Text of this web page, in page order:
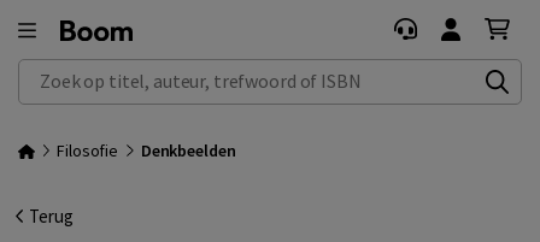
Zoek op titel, auteur, trefwoord of ISBN
Filosofie Denkbeelden
Terug